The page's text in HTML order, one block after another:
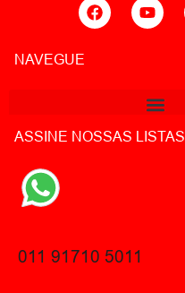
NAVEGUE
ASSINE NOSSAS LISTAS
011 91710 5011